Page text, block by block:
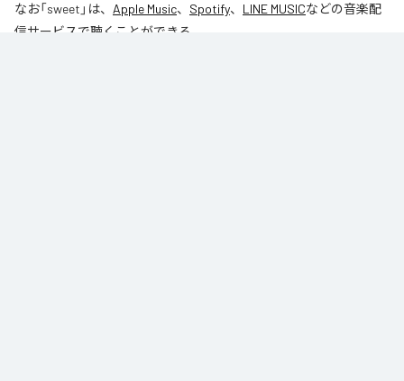
なお「sweet 」は、 Apple Music、 Spotify、 LINE MUSICなどの音楽配
信サービスで聴くことができる。